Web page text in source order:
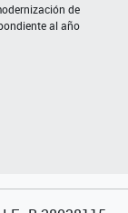
de
al año